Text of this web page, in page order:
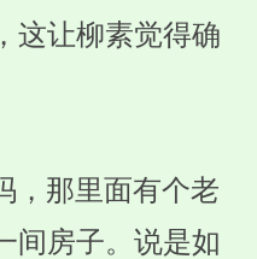
这让柳素觉得确
，那里面有个老
间房子。说是如